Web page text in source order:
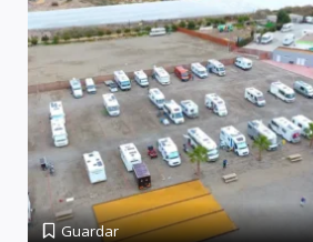
Guardar